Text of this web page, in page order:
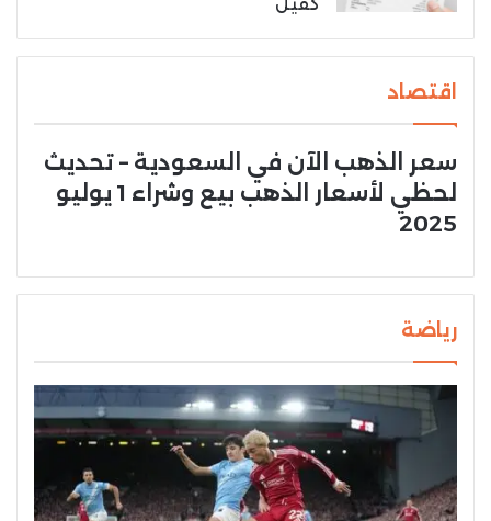
اقتصاد
سعر الذهب الآن في السعودية – تحديث
لحظي لأسعار الذهب بيع وشراء 1 يوليو
2025
رياضة